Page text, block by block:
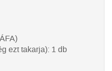
ezt takarja): 1 db